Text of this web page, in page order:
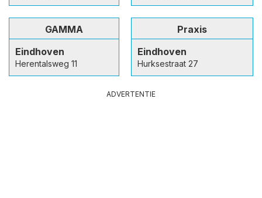
GAMMA
Eindhoven
Herentalsweg 11
Praxis
Eindhoven
Hurksestraat 27
ADVERTENTIE